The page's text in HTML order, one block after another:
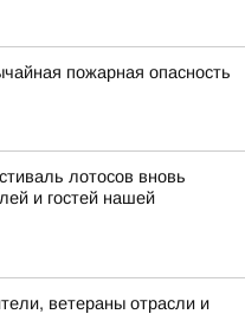
пожарная опасность
лотосов вновь
и гостей нашей
ветераны отрасли и